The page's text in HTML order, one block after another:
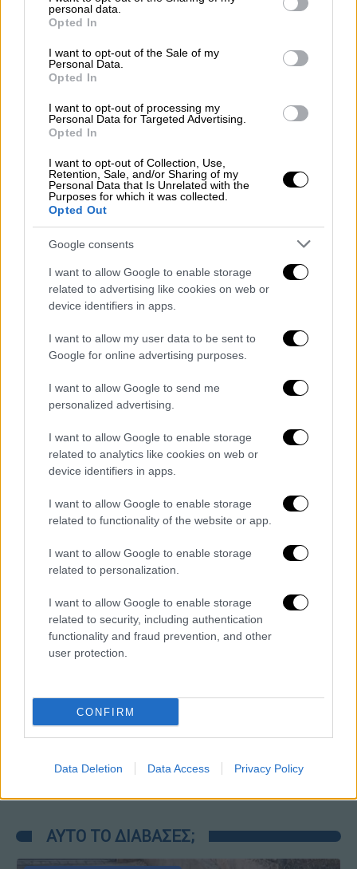
grant or deny consent to Google and its third-party tags to
use your data for below specified purposes in below Google
consent section.
personal data.
Opted In
I want to opt-out of the Sale of my
Personal Data.
Opted In
I want to opt-out of processing my
Personal Data for Targeted Advertising.
Opted In
I want to opt-out of Collection, Use,
Retention, Sale, and/or Sharing of my
Personal Data that Is Unrelated with the
Purposes for which it was collected.
Opted Out
Google consents
I want to allow Google to enable storage
related to advertising like cookies on web or
device identifiers in apps.
I want to allow my user data to be sent to
Google for online advertising purposes.
I want to allow Google to send me
personalized advertising.
I want to allow Google to enable storage
related to analytics like cookies on web or
device identifiers in apps.
I want to allow Google to enable storage
related to functionality of the website or app.
I want to allow Google to enable storage
related to personalization.
I want to allow Google to enable storage
related to security, including authentication
functionality and fraud prevention, and other
user protection.
CONFIRM
Data Deletion Data Access Privacy Policy
Κεντρικό...| 07.08.2026 19:53
Κεντρικό δελτίο ειδήσεων 07/08/2026
Τουρκία: Υπερπτήσεις πάνω από
ελληνικά νησιά και παραβιάσεις
ΑΠΟΣΠΑΣΜΑΤΑ...|07.08.2026 19:26
Βίντεο ντοκουμέντο από το θανατηφόρο
τροχαίο στις Σέρρες
ΑΠΟΣΠΑΣΜΑΤΑ...|07.08.2026 19:17
Ελλάδα - Γαλλία: Εκνευρισμός στην
Άγκυρα για την ηλεκτρική διασύνδεση
με Κύπρο
ΑΥΤΟ ΤΟ ΔΙΑΒΑΣΕΣ;